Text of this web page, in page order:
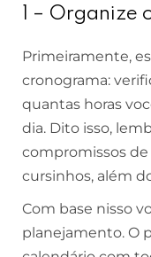
1 – Organize
Primeiramente,
cronograma:
quantas horas
dia. Dito isso,
compromissos
cursinhos, além
Com base nisso
planejamento. O